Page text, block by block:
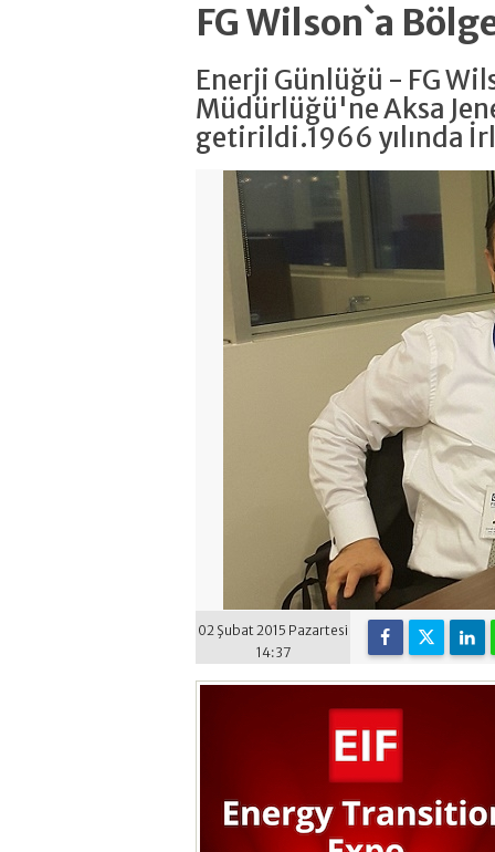
FG Wilson`a
Enerji Günlüğü - FG
Müdürlüğü'ne Aksa
getirildi.1966 yılında
02 Şubat 2015 Pazartesi
14:37